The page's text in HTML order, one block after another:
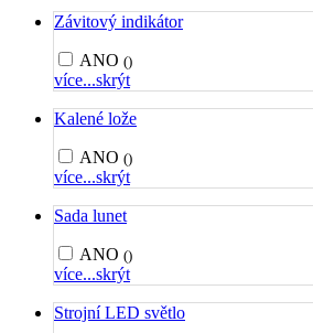
Závitový indikátor
ANO ()
více...skrýt
Kalené lože
ANO ()
více...skrýt
Sada lunet
ANO ()
více...skrýt
Strojní LED světlo